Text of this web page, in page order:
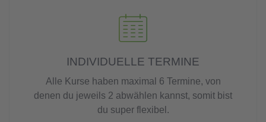
INDIVIDUELLE TERMINE
Alle Kurse haben maximal 6 Termine, von
denen du jeweils 2 abwählen kannst, somit bist
du super flexibel.